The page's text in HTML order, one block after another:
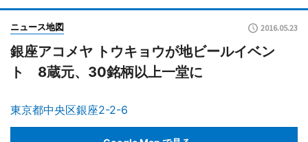
ニュース地図 2016.05.23
銀座アコメヤ トウキョウが地ビールイベン
ト 8蔵元、30銘柄以上一堂に
東京都中央区銀座2-2-6